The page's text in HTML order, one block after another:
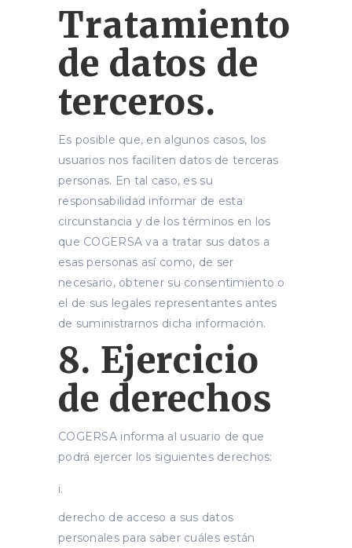
Tratamiento
de datos de
terceros.
Es posible que, en algunos casos, los
usuarios nos faciliten datos de terceras
personas. En tal caso, es su
responsabilidad informar de esta
circunstancia y de los términos en los
que COGERSA va a tratar sus datos a
esas personas así como, de ser
necesario, obtener su consentimiento o
el de sus legales representantes antes
de suministrarnos dicha información.
8. Ejercicio
de derechos
COGERSA informa al usuario de que
podrá ejercer los siguientes derechos:
derecho de acceso a sus datos
personales para saber cuáles están